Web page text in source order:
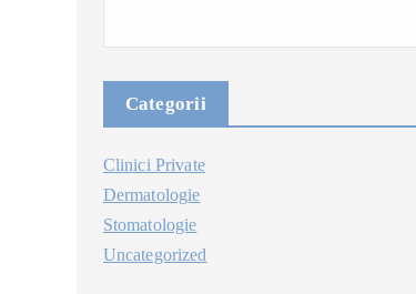
Categorii
Clinici Private
Dermatologie
Stomatologie
Uncategorized